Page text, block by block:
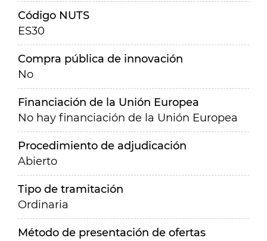
Código NUTS
ES30
Compra pública de innovación
No
Financiación de la Unión Europea
No hay financiación de la Unión Europea
Procedimiento de adjudicación
Abierto
Tipo de tramitación
Ordinaria
Método de presentación de ofertas